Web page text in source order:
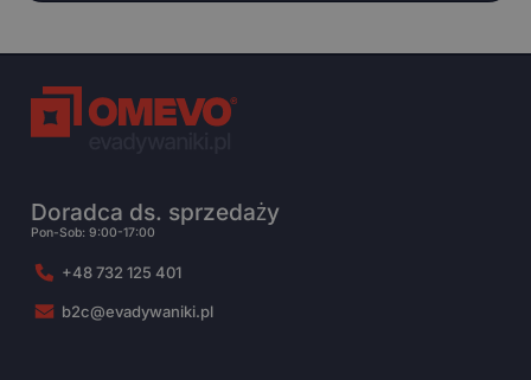
Doradca ds. sprzedaży
Pon-Sob: 9:00-17:00
+48 732 125 401
b2c@evadywaniki.pl